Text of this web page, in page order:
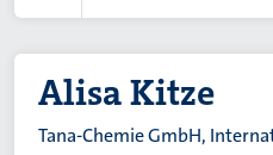
Alisa Kitze
Tana-Chemie GmbH,